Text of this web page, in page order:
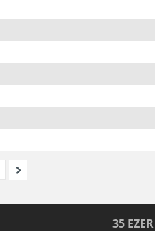
35